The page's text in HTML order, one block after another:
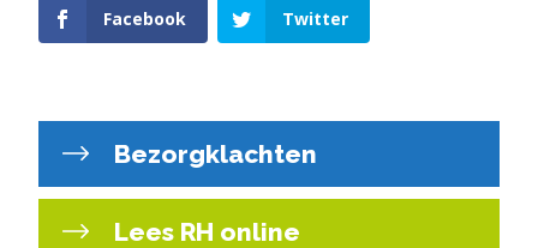
Facebook Twitter
Bezorgklachten
Lees RH online